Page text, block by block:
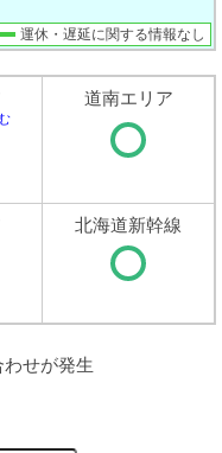
運休・遅延に関する情報なし
道南エリア
北海道新幹線
せが発生